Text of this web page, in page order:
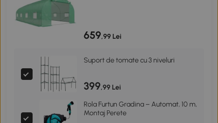
659,99 Lei
Suport de tomate cu 3 niveluri
399,99 Lei
Rola Furtun Gradina – Automat, 10 m,
Montaj Perete